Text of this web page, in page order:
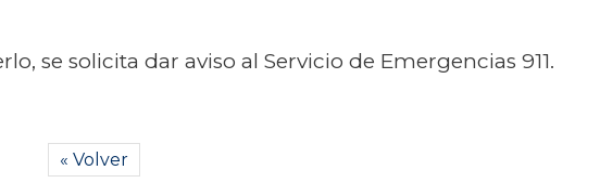
se solicita dar aviso al Servicio de Emergencias 911.
« Volver